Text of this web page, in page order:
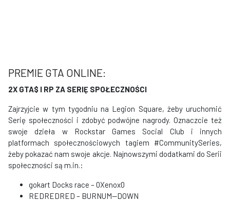
PREMIE GTA ONLINE:
2X GTA$ I RP ZA SERIĘ SPOŁECZNOŚCI
Zajrzyjcie w tym tygodniu na Legion Square, żeby uruchomić
Serię społeczności i zdobyć podwójne nagrody. Oznaczcie też
swoje dzieła w Rockstar Games Social Club i innych
platformach społecznościowych tagiem #CommunitySeries,
żeby pokazać nam swoje akcje. Najnowszymi dodatkami do Serii
społeczności są m.in.:
gokart Docks race – 0Xenox0
REDREDRED – BURNUM--DOWN